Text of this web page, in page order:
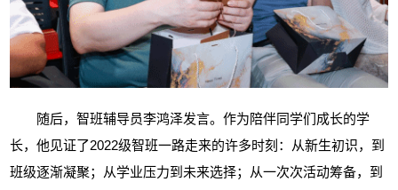
随后，智班辅导员李鸿泽发言。作为陪伴同学们成长的学
长，他见证了2022级智班一路走来的许多时刻：从新生初识，到
班级逐渐凝聚；从学业压力到未来选择；从一次次活动筹备，到